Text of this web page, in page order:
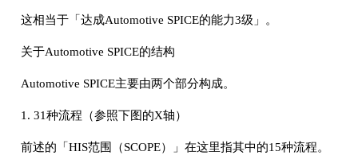
这相当于「达成Automotive SPICE的能力3级」。
关于Automotive SPICE的结构
Automotive SPICE主要由两个部分构成。
1. 31种流程（参照下图的X轴）
前述的「HIS范围（SCOPE）」在这里指其中的15种流程。